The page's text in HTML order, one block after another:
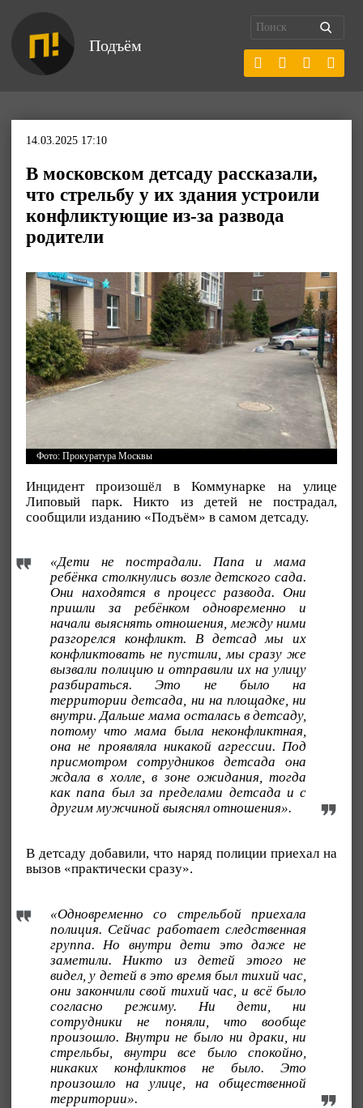
Подъём
14.03.2025 17:10
В московском детсаду рассказали,
что стрельбу у их здания устроили
конфликтующие из-за развода
родители
Фото: Прокуратура Москвы
Инцидент произошёл в Коммунарке на улице
Липовый парк. Никто из детей не пострадал,
сообщили изданию «Подъём» в самом детсаду.
«Дети не пострадали. Папа и мама
ребёнка столкнулись возле детского сада.
Они находятся в процесс развода. Они
пришли за ребёнком одновременно и
начали выяснять отношения, между ними
разгорелся конфликт. В детсад мы их
конфликтовать не пустили, мы сразу же
вызвали полицию и отправили их на улицу
разбираться. Это не было на
территории детсада, ни на площадке, ни
внутри. Дальше мама осталась в детсаду,
потому что мама была неконфликтная,
она не проявляла никакой агрессии. Под
присмотром сотрудников детсада она
ждала в холле, в зоне ожидания, тогда
как папа был за пределами детсада и с
другим мужчиной выяснял отношения».
В детсаду добавили, что наряд полиции приехал на
вызов «практически сразу».
«Одновременно со стрельбой приехала
полиция. Сейчас работает следственная
группа. Но внутри дети это даже не
заметили. Никто из детей этого не
видел, у детей в это время был тихий час,
они закончили свой тихий час, и всё было
согласно режиму. Ни дети, ни
сотрудники не поняли, что вообще
произошло. Внутри не было ни драки, ни
стрельбы, внутри все было спокойно,
никаких конфликтов не было. Это
произошло на улице, на общественной
территории».